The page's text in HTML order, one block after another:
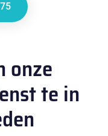
onze
te in